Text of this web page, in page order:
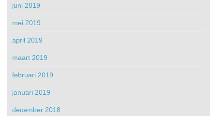
juni 2019
mei 2019
april 2019
maart 2019
februari 2019
januari 2019
december 2018